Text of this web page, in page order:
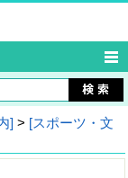
] > [スポーツ・文